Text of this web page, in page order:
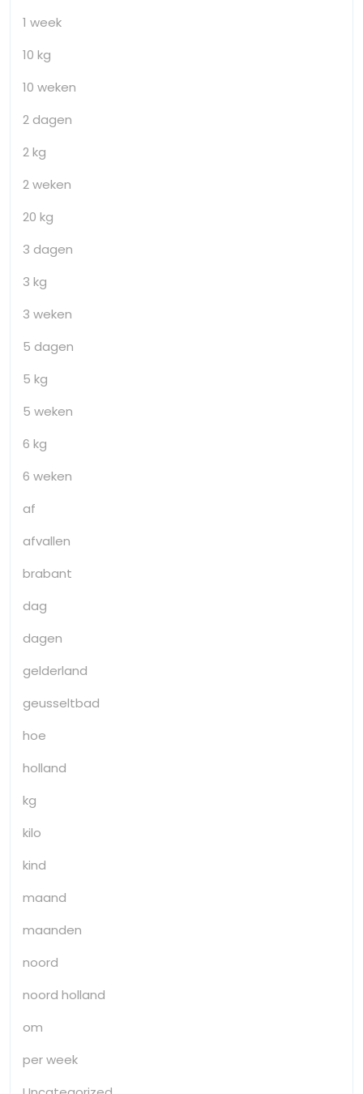
1 week
10 kg
10 weken
2 dagen
2 kg
2 weken
20 kg
3 dagen
3 kg
3 weken
5 dagen
5 kg
5 weken
6 kg
6 weken
af
afvallen
brabant
dag
dagen
gelderland
geusseltbad
hoe
holland
kg
kilo
kind
maand
maanden
noord
noord holland
om
per week